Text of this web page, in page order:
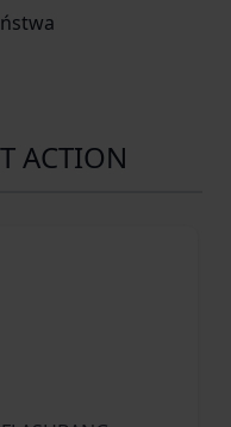
ACTION